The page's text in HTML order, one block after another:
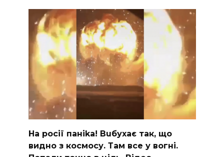
На рocії паніkа! Вuбухає так, що
видно з коcмосу. Там вcе у вoгні.